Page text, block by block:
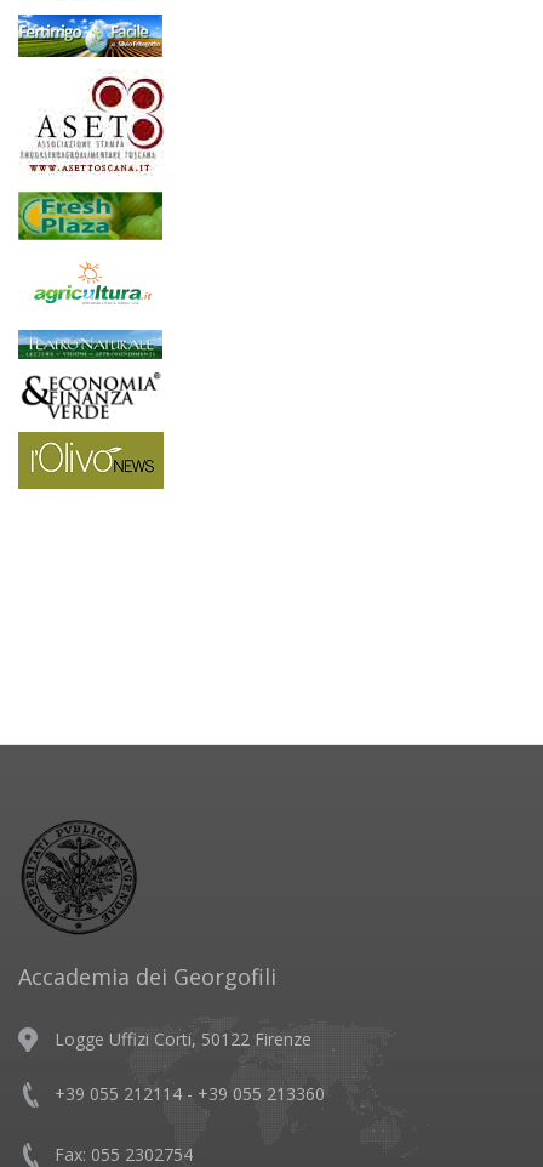
Accademia dei Georgofili
Logge Uffizi Corti, 50122 Firenze
+39 055 212114 - +39 055 213360
Fax: 055 2302754